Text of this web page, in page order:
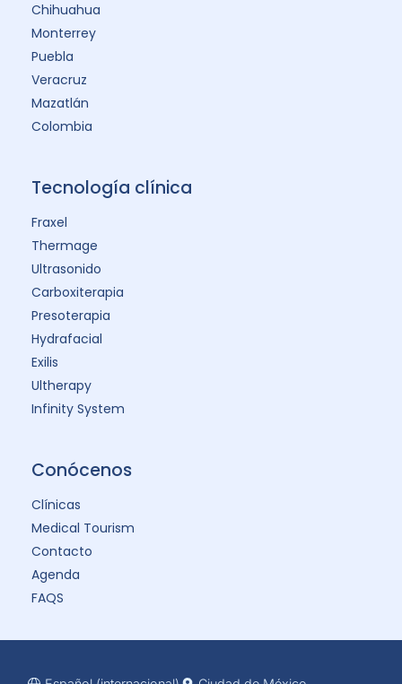
Chihuahua
Monterrey
Puebla
Veracruz
Mazatlán
Colombia
Tecnología clínica
Fraxel
Thermage
Ultrasonido
Carboxiterapia
Presoterapia
Hydrafacial
Exilis
Ultherapy
Infinity System
Conócenos
Clínicas
Medical Tourism
Contacto
Agenda
FAQS